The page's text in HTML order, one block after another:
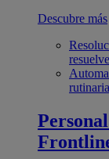
Descubre más